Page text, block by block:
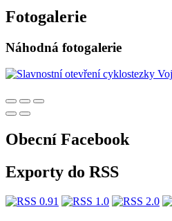
Fotogalerie
Náhodná fotogalerie
Obecní Facebook
Exporty do RSS